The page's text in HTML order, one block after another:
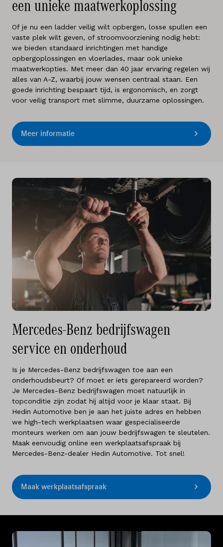
een unieke maatwerkoplossing
Of je nu een ladder veilig wilt opbergen, losse spullen een
vaste plek wilt geven, of stroomvoorziening nodig hebt:
we bieden standaard inrichtingen met handige
opbergoplossingen en vloerlades, maar ook unieke
maatwerkopties. Met meer dan 40 jaar ervaring regelen wij
alles van A-Z, waarbij jouw wensen centraal staan. Een
goede inrichting bespaart tijd, is ergonomisch, en zorgt
voor veilig transport met slimme, duurzame oplossingen.
Meer informatie
Mercedes-Benz bedrijfswagen
service en onderhoud
Is je Mercedes-Benz bedrijfswagen toe aan een
onderhoudsbeurt? Of moet er iets gerepareerd worden?
Je Mercedes-Benz bedrijfswagen moet natuurlijk in
topconditie zijn zodat hij altijd voor je klaar staat. Bij
Hedin Automotive ben je aan het juiste adres en hebben
we high-tech werkplaatsen waar gespecialiseerde
monteurs werken om aan jouw bedrijfswagen te sleutelen.
Maak eenvoudig online een werkplaatsafspraak bij
Mercedes-Benz-dealer Hedin Automotive. Tot snel!
Maak werkplaatsafspraak